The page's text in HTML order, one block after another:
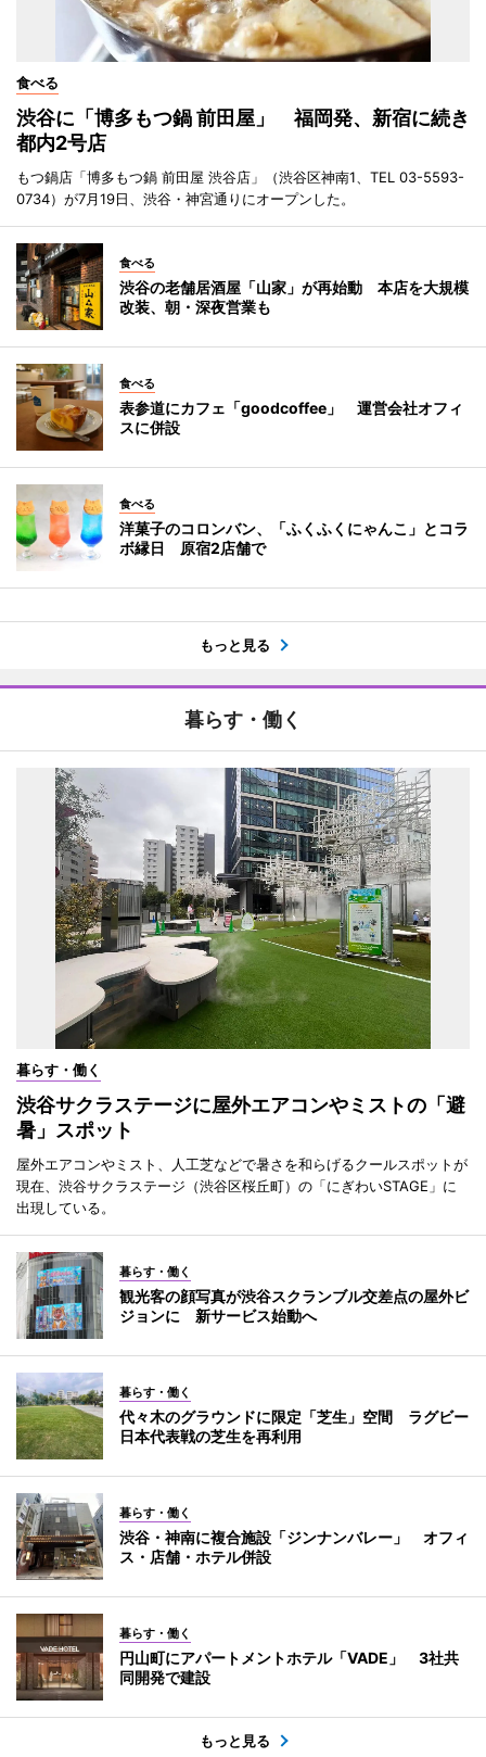
食べる
渋谷に「博多もつ鍋 前田屋」 福岡発、新宿に続き
都内2号店
もつ鍋店「博多もつ鍋 前田屋 渋谷店」（渋谷区神南1、TEL 03-5593-
0734）が7月19日、渋谷・神宮通りにオープンした。
食べる
渋谷の老舗居酒屋「山家」が再始動 本店を大規模
改装、朝・深夜営業も
食べる
表参道にカフェ「goodcoffee」 運営会社オフィ
スに併設
食べる
洋菓子のコロンバン、「ふくふくにゃんこ」とコラ
ボ縁日 原宿2店舗で
もっと見る
暮らす・働く
暮らす・働く
渋谷サクラステージに屋外エアコンやミストの「避
暑」スポット
屋外エアコンやミスト、人工芝などで暑さを和らげるクールスポットが
現在、渋谷サクラステージ（渋谷区桜丘町）の「にぎわいSTAGE」に
出現している。
暮らす・働く
観光客の顔写真が渋谷スクランブル交差点の屋外ビ
ジョンに 新サービス始動へ
暮らす・働く
代々木のグラウンドに限定「芝生」空間 ラグビー
日本代表戦の芝生を再利用
暮らす・働く
渋谷・神南に複合施設「ジンナンバレー」 オフィ
ス・店舗・ホテル併設
暮らす・働く
円山町にアパートメントホテル「VADE」 3社共
同開発で建設
もっと見る